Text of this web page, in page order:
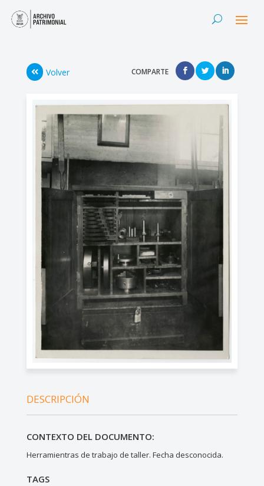
Volver COMPARTE
DESCRIPCIÓN
CONTEXTO DEL DOCUMENTO:
Herramientras de trabajo de taller. Fecha desconocida.
TAGS